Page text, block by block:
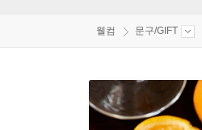
웰컴 문구/GIFT